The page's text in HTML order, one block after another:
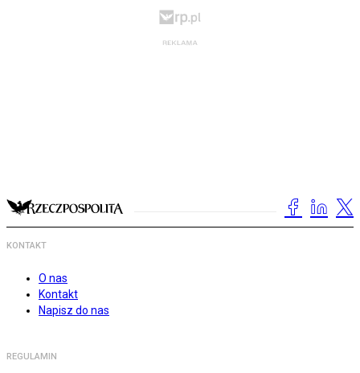
KONTAKT
O nas
Kontakt
Napisz do nas
REGULAMIN